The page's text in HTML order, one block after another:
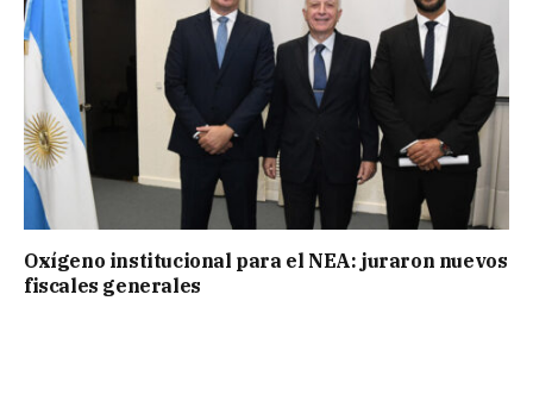
Oxígeno institucional para el NEA: juraron nuevos
fiscales generales